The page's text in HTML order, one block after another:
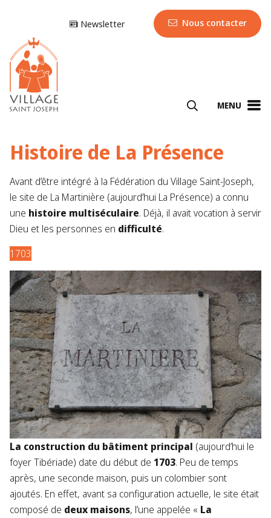
Newsletter Nous contacter
MENU
Histoire de La Présence
Avant d’être intégré à la Fédération du Village Saint-Joseph,
le site de La Martinière (aujourd’hui La Présence) a connu
une histoire multiséculaire. Déjà, il avait vocation à servir
Dieu et les personnes en difficulté.
1703
La construction du bâtiment principal (aujourd’hui le
foyer Tibériade) date du début de 1703. Peu de temps
après, une seconde maison, puis un colombier sont
ajoutés. En effet, avant sa configuration actuelle, le site était
composé de deux maisons, l’une appelée « La